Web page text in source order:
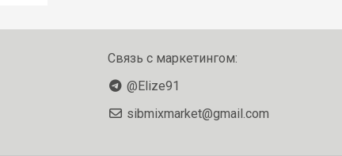
Связь с маркетингом:
@Elize91
sibmixmarket@gmail.com